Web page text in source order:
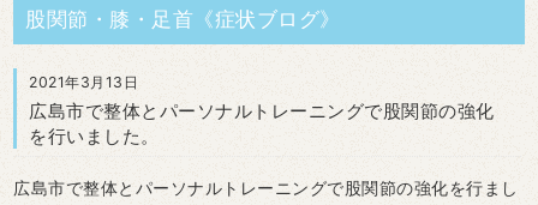
股関節・膝・足首《症状ブログ》
2021年3月13日
広島市で整体とパーソナルトレーニングで股関節の強化
を行いました。
広島市で整体とパーソナルトレーニングで股関節の強化を行まし